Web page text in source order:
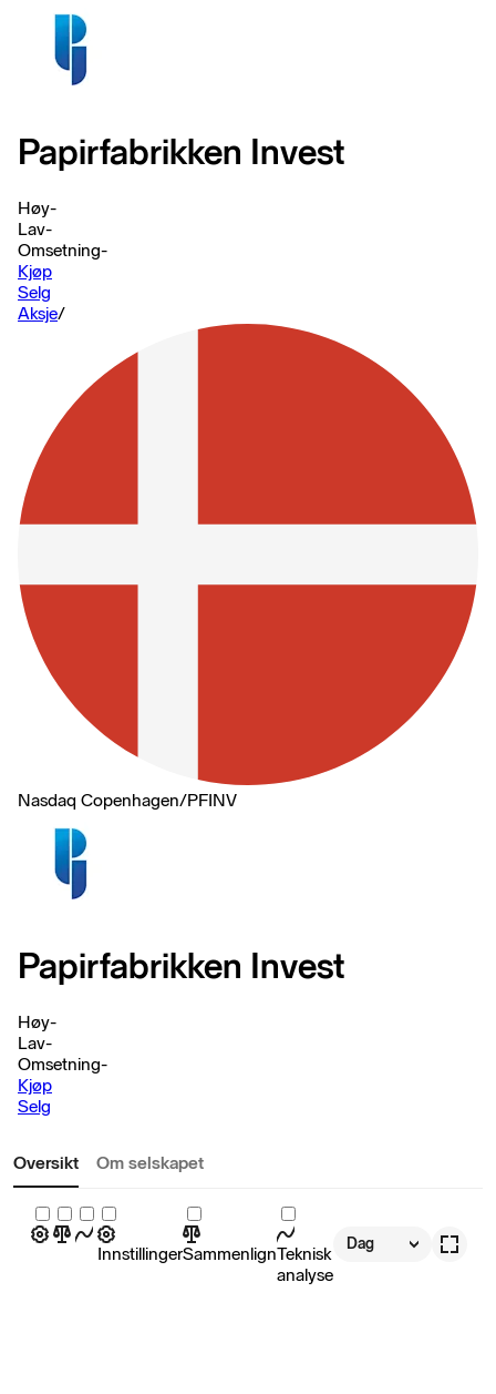
Papirfabrikken Invest
Høy-
Lav-
Omsetning-
Kjøp
Selg
Aksje/
Nasdaq Copenhagen/PFINV
Papirfabrikken Invest
Høy-
Lav-
Omsetning-
Kjøp
Selg
Oversikt Om selskapet
InnstillingerSammenlignTeknisk
analyse
Dag